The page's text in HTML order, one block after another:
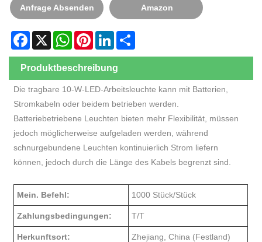
Anfrage Absenden Amazon
Facebook
X WhatsApp
PinterestLinkedIn
Produktbeschreibung
Die tragbare 10-W-LED-Arbeitsleuchte kann mit Batterien,
Stromkabeln oder beidem betrieben werden.
Batteriebetriebene Leuchten bieten mehr Flexibilität, müssen
jedoch möglicherweise aufgeladen werden, während
schnurgebundene Leuchten kontinuierlich Strom liefern
können, jedoch durch die Länge des Kabels begrenzt sind.
Mein. Befehl: 1000 Stück/Stück
Zahlungsbedingungen: T/T
Herkunftsort: Zhejiang, China (Festland)